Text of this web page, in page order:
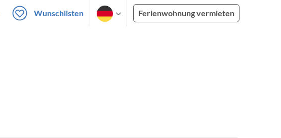
Wunschlisten Ferienwohnung vermieten